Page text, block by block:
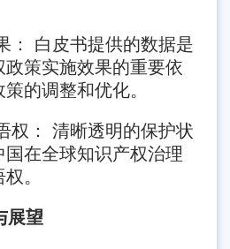
： 白皮书提供的数据是
策实施效果的重要依
的调整和优化。
权： 清晰透明的保护状
在全球知识产权治理
。
展望